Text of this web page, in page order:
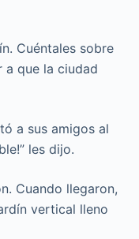
Cuéntales sobre
a que la ciudad
a sus amigos al
les dijo.
Cuando llegaron,
vertical lleno